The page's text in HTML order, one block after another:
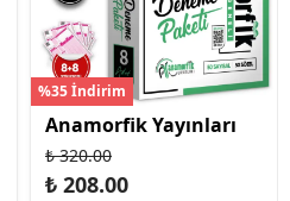
%35 İndirim
Anamorfik Yayınları
₺ 320.00
₺ 208.00